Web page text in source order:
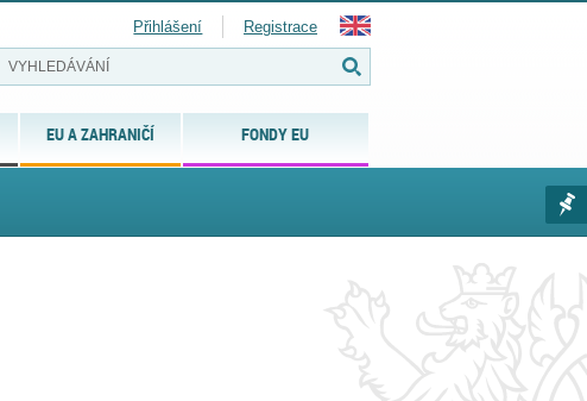
EU A ZAHRANIČÍ FONDY EU
Přihlášení Registrace